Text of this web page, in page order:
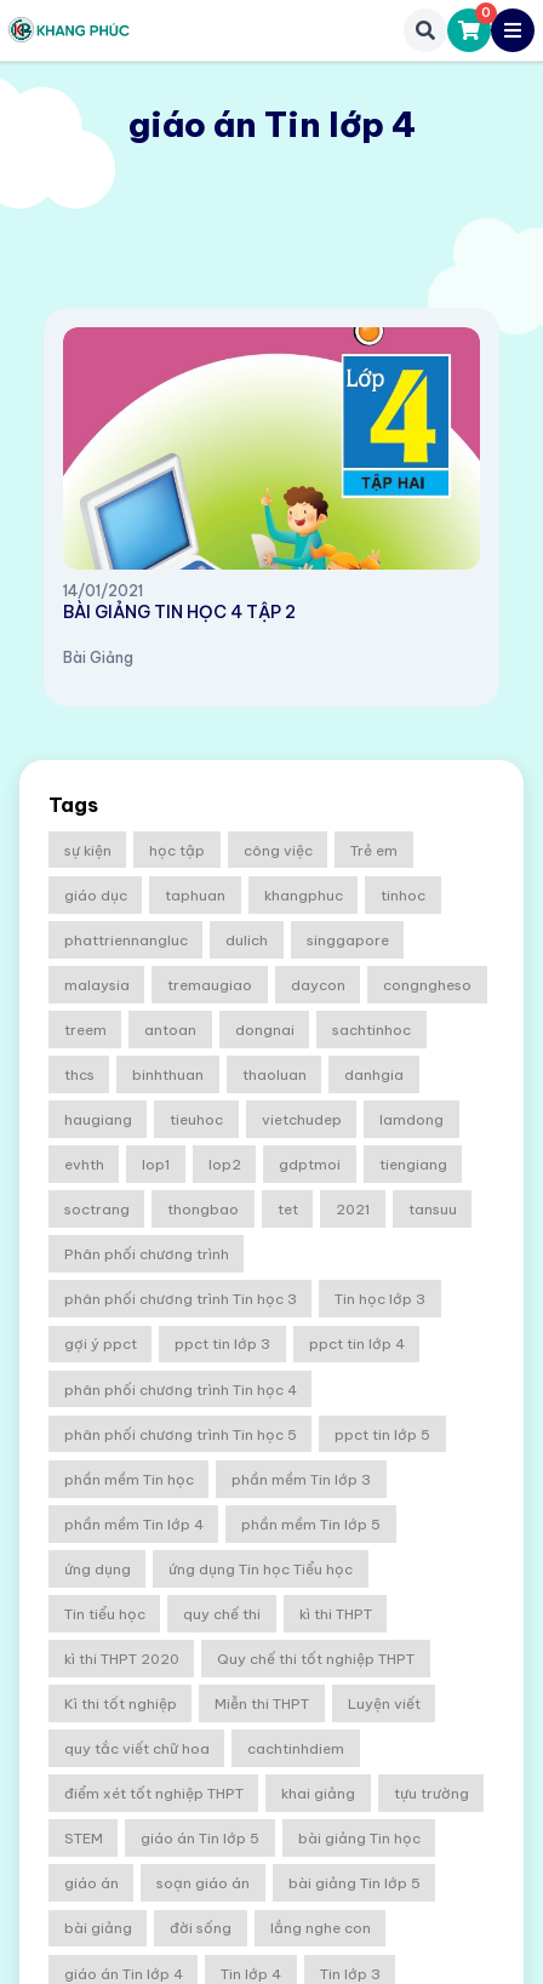
0
giáo án Tin lớp 4
14/01/2021
BÀI GIẢNG TIN HỌC 4 TẬP 2
Bài Giảng
Tags
sự kiện học tập công việc Trẻ em
giáo dục taphuan khangphuc tinhoc
phattriennangluc dulich singgapore
malaysia tremaugiao daycon congngheso
treem antoan dongnai sachtinhoc
thcs binhthuan thaoluan danhgia
haugiang tieuhoc vietchudep lamdong
evhth lop1 lop2 gdptmoi tiengiang
soctrang thongbao tet 2021 tansuu
Phân phối chương trình
phân phối chương trình Tin học 3 Tin học lớp 3
gợi ý ppct ppct tin lớp 3 ppct tin lớp 4
phân phối chương trình Tin học 4
phân phối chương trình Tin học 5 ppct tin lớp 5
phần mềm Tin học phần mềm Tin lớp 3
phần mềm Tin lớp 4 phần mềm Tin lớp 5
ứng dụng ứng dụng Tin học Tiểu học
Tin tiểu học quy chế thi kì thi THPT
kì thi THPT 2020 Quy chế thi tốt nghiệp THPT
Kì thi tốt nghiệp Miễn thi THPT Luyện viết
quy tắc viết chữ hoa cachtinhdiem
điểm xét tốt nghiệp THPT khai giảng tựu trường
STEM giáo án Tin lớp 5 bài giảng Tin học
giáo án soạn giáo án bài giảng Tin lớp 5
bài giảng đời sống lắng nghe con
giáo án Tin lớp 4 Tin lớp 4 Tin lớp 3